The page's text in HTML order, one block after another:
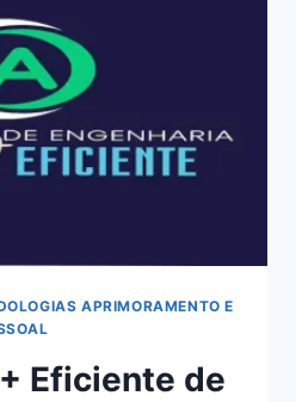
APRIMORAMENTO E
Eficiente de